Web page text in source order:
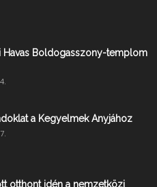
Havas Boldogasszony-templom
a Kegyelmek Anyjához
otthont idén a nemzetközi